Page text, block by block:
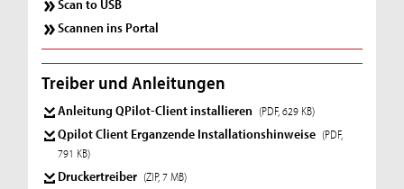
Scan to USB
Scannen ins Portal
Treiber und Anleitungen
Anleitung QPilot-Client installieren (PDF, 629 KB)
Qpilot Client Erganzende Installationshinweise (PDF,
791 KB)
Druckertreiber (ZIP, 7 MB)